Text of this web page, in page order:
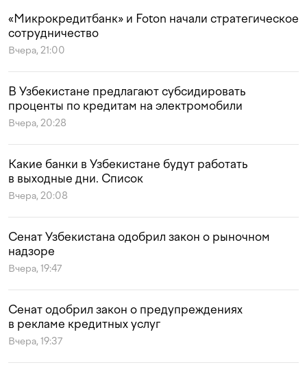
«Микрокредитбанк» и Foton начали стратегическое
сотрудничество
Вчера, 21:00
В Узбекистане предлагают субсидировать
проценты по кредитам на электромобили
Вчера, 20:28
Какие банки в Узбекистане будут работать
в выходные дни. Список
Вчера, 20:08
Сенат Узбекистана одобрил закон о рыночном
надзоре
Вчера, 19:47
Сенат одобрил закон о предупреждениях
в рекламе кредитных услуг
Вчера, 19:37